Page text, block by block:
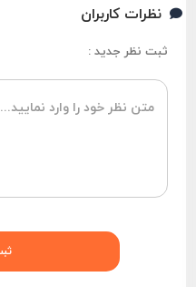
نظرات کاربران
ثبت نظر جدید :